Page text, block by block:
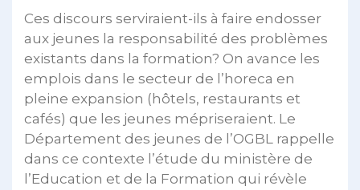
Ces discours serviraient-ils à faire endosser
aux jeunes la responsabilité des problèmes
existants dans la formation? On avance les
emplois dans le secteur de l’horeca en
pleine expansion (hôtels, restaurants et
cafés) que les jeunes mépriseraient. Le
Département des jeunes de l’OGBL rappelle
dans ce contexte l’étude du ministère de
l’Education et de la Formation qui révèle